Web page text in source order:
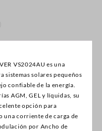
VS2024AU es una
sistemas solares pequeños
confiable de la energía.
AGM, GEL y líquidas, su
opción para
una corriente de carga de
por Ancho de